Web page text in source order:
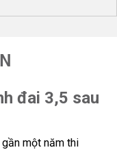
đai 3,5 sau